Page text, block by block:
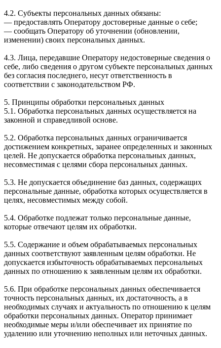
4.2. Субъекты персональных данных обязаны:
— предоставлять Оператору достоверные данные о себе;
— сообщать Оператору об уточнении (обновлении,
изменении) своих персональных данных.
4.3. Лица, передавшие Оператору недостоверные сведения о
себе, либо сведения о другом субъекте персональных данных
без согласия последнего, несут ответственность в
соответствии с законодательством РФ.
5. Принципы обработки персональных данных
5.1. Обработка персональных данных осуществляется на
законной и справедливой основе.
5.2. Обработка персональных данных ограничивается
достижением конкретных, заранее определенных и законных
целей. Не допускается обработка персональных данных,
несовместимая с целями сбора персональных данных.
5.3. Не допускается объединение баз данных, содержащих
персональные данные, обработка которых осуществляется в
целях, несовместимых между собой.
5.4. Обработке подлежат только персональные данные,
которые отвечают целям их обработки.
5.5. Содержание и объем обрабатываемых персональных
данных соответствуют заявленным целям обработки. Не
допускается избыточность обрабатываемых персональных
данных по отношению к заявленным целям их обработки.
5.6. При обработке персональных данных обеспечивается
точность персональных данных, их достаточность, а в
необходимых случаях и актуальность по отношению к целям
обработки персональных данных. Оператор принимает
необходимые меры и/или обеспечивает их принятие по
удалению или уточнению неполных или неточных данных.